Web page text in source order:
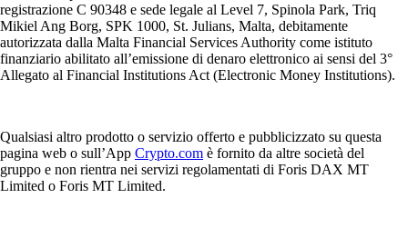
registrazione C 90348 e sede legale al Level 7, Spinola Park, Triq
Mikiel Ang Borg, SPK 1000, St. Julians, Malta, debitamente
autorizzata dalla Malta Financial Services Authority come istituto
finanziario abilitato all’emissione di denaro elettronico ai sensi del 3°
Allegato al Financial Institutions Act (Electronic Money Institutions).
Qualsiasi altro prodotto o servizio offerto e pubblicizzato su questa
pagina web o sull’App Crypto.com è fornito da altre società del
gruppo e non rientra nei servizi regolamentati di Foris DAX MT
Limited o Foris MT Limited.